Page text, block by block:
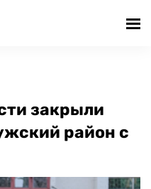
закрыли
район с